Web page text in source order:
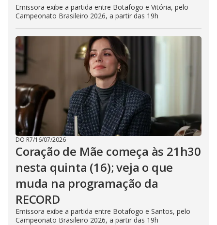
Emissora exibe a partida entre Botafogo e Vitória, pelo
Campeonato Brasileiro 2026, a partir das 19h
DO R7/16/07/2026
Coração de Mãe começa às 21h30
nesta quinta (16); veja o que
muda na programação da
RECORD
Emissora exibe a partida entre Botafogo e Santos, pelo
Campeonato Brasileiro 2026, a partir das 19h